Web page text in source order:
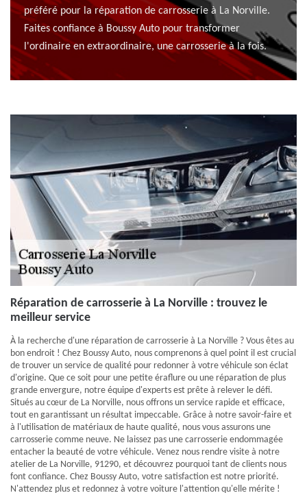
préféré pour la réparation de carrosserie à La Norville.
Faites confiance à Boussy Auto pour transformer
l'ordinaire en extraordinaire, une carrosserie à la fois.
Réparation de carrosserie à La Norville : trouvez le
meilleur service
À la recherche d'une réparation de carrosserie à La Norville ? Vous êtes au
bon endroit ! Chez Boussy Auto, nous comprenons à quel point il est crucial
de trouver un service de qualité pour redonner à votre véhicule son éclat
d'origine. Que ce soit pour une petite éraflure ou une réparation de plus
grande envergure, notre équipe d'experts est prête à relever le défi.
Situés au cœur de La Norville, nous offrons un service rapide et efficace,
tout en garantissant un résultat impeccable. Grâce à notre savoir-faire et
à l'utilisation de matériaux de haute qualité, nous vous assurons une
carrosserie comme neuve. Ne laissez pas une carrosserie endommagée
entacher la beauté de votre véhicule. Venez nous rendre visite à notre
atelier de La Norville, 91290, et découvrez pourquoi tant de clients nous
font confiance. Chez Boussy Auto, votre satisfaction est notre priorité.
N'attendez plus et redonnez à votre voiture l'attention qu'elle mérite !